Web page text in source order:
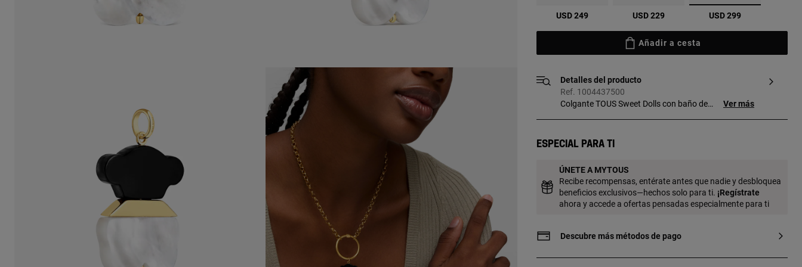
USD 249 USD 229 seleccionado
USD 299
Añadir a cesta
Detalles del producto
Ref. 1004437500
Colgante TOUS Sweet Dolls con baño de
Este artículo no incluye la cadena. Pieza
baño de oro de 18 a 23 kt y 3 micras de
espesor. Esta calidad garantiza una
mayor durabilidad de la joya.
Ver más
Especial para ti
ÚNETE A MYTOUS
Recibe recompensas, entérate antes que nadie y desbloquea
beneficios exclusivos—hechos solo para ti. ¡Regístrate
ahora y accede a ofertas pensadas especialmente para ti
Descubre más métodos de pago